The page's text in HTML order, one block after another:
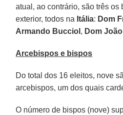
atual, ao contrário, são três os
exterior, todos na Itália: Dom
Armando Bucciol , Dom
Arcebispos e bispos
Do total dos 16 eleitos, nove
arcebispos, um dos quais
O número de bispos (nove)